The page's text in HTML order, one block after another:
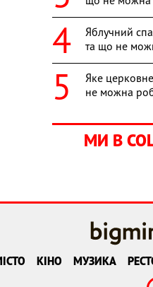
Яблучний
та що не
Яке
не можна
МИ В
КІНО МУЗИКА